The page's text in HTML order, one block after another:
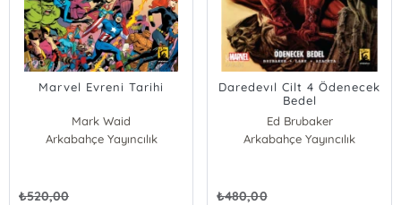
Marvel Evreni Tarihi
Mark Waid
Arkabahçe Yayıncılık
₺520,00
Daredevıl Cilt 4 Ödenecek
Bedel
Ed Brubaker
Arkabahçe Yayıncılık
₺480,00